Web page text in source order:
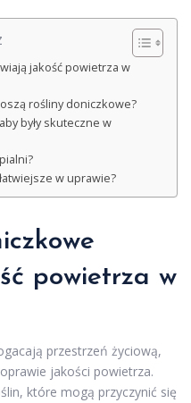
jakość powietrza w
rośliny doniczkowe?
były skuteczne w
w uprawie?
powietrza w
przestrzeń życiową,
jakości powietrza.
które mogą przyczynić się